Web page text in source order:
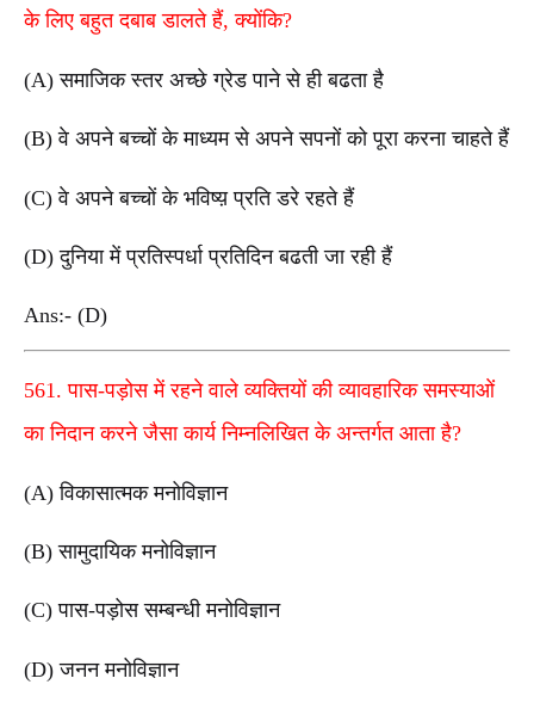
के लिए बहुत दबाब डालते हैं, क्योंकि?
(A) समाजिक स्तर अच्छे ग्रेड पाने से ही बढता है
(B) वे अपने बच्चों के माध्यम से अपने सपनों को पूरा करना चाहते हैं
(C) वे अपने बच्चों के भविष्य़ प्रति डरे रहते हैं
(D) दुनिया में प्रतिस्पर्धा प्रतिदिन बढती जा रही हैं
Ans:- (D)
561. पास-पड़ोस में रहने वाले व्यक्तियों की व्यावहारिक समस्याओं
का निदान करने जैसा कार्य निम्नलिखित के अन्तर्गत आता है?
(A) विकासात्मक मनोविज्ञान
(B) सामुदायिक मनोविज्ञान
(C) पास-पड़ोस सम्बन्धी मनोविज्ञान
(D) जनन मनोविज्ञान